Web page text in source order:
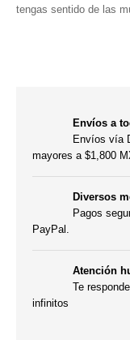
tengas sentido de las
Envíos a
Envíos vía
mayores a $1,800
Diversos
Pagos
PayPal.
Atención
Te
infinitos